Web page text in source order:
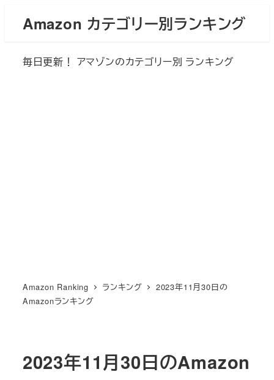
Amazon カテゴリー別ランキング
毎日更新！ アマゾンのカテゴリー別 ランキング
Amazon Ranking ランキング
2023年11月30日の
Amazonランキング
2023年11月30日のAmazon